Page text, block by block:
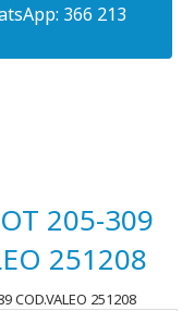
366 213
205-309
251208
COD.VALEO 251208